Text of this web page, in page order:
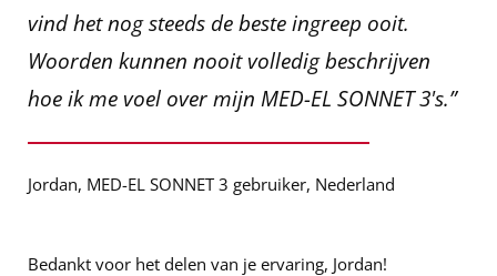
vind het nog steeds de beste ingreep ooit.
Woorden kunnen nooit volledig beschrijven
hoe ik me voel over mijn MED-EL SONNET 3's.”
Jordan, MED-EL SONNET 3 gebruiker, Nederland
Bedankt voor het delen van je ervaring, Jordan!